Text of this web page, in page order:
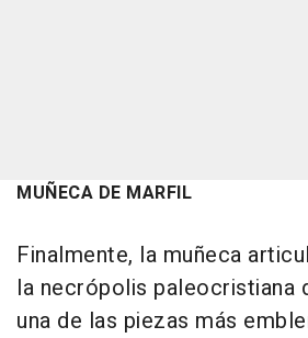
MUÑECA DE MARFIL
Finalmente, la muñeca
la necrópolis paleocristiana
una de las piezas más